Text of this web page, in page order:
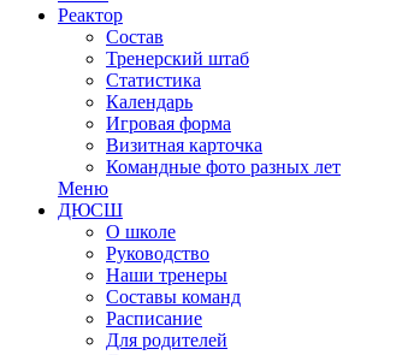
Реактор
Состав
Тренерский штаб
Статистика
Календарь
Игровая форма
Визитная карточка
Командные фото разных лет
Меню
ДЮСШ
О школе
Руководство
Наши тренеры
Составы команд
Расписание
Для родителей